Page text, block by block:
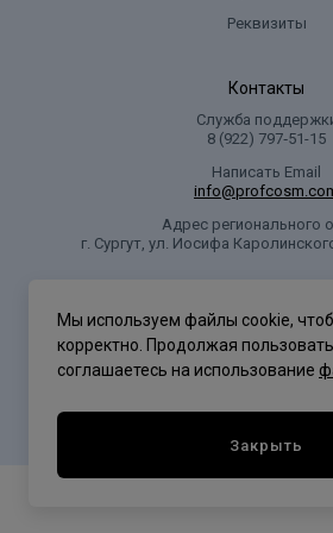
Реквизиты
Контакты
Служба
8 (922) 797‑51-15
Написать Email
Адрес регионального
г. Сургут, ул. Иосифа
Мы используем файлы cookie,
корректно. Продолжая
соглашаетесь на использование
Закрыть